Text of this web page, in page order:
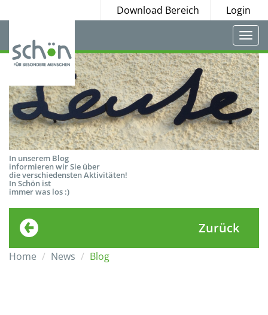
Download Bereich Login
In unserem Blog
informieren wir Sie über
die verschiedensten Aktivitäten!
In Schön ist
immer was los :)
Zurück
Home News Blog